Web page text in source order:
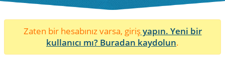
Zaten bir hesabınız varsa, girişyapın. Yeni bir
kullanıcı mı? Buradan kaydolun.